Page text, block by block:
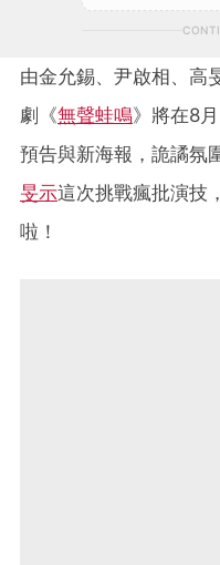
由金允錫、尹啟相、高
劇《無聲蛙鳴》將在8
預告與新海報，詭譎氛
旻示這次挑戰瘋批演技
啦！